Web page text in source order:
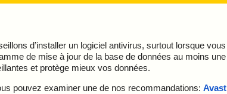
d’installer un logiciel antivirus, surtout lorsque vous
de mise à jour de la base de données au moins une
et protège mieux vos données.
pouvez examiner une de nos recommandations: Avast